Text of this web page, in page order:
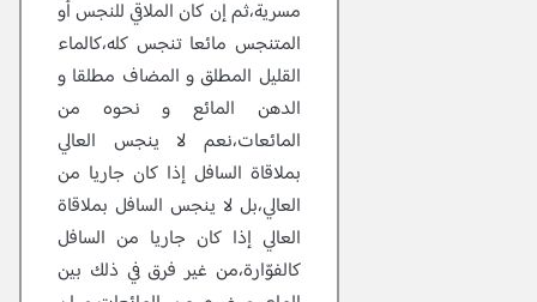
مسرية،ثم إن كان الملاقي للنجس أو
المتنجس مائعا تنجس كله،كالماء
القليل المطلق و المضاف مطلقا و
الدهن المائع و نحوه من
المائعات،نعم لا ينجس العالي
بملاقاة السافل إذا كان جاريا من
العالي،بل لا ينجس السافل بملاقاة
العالي إذا كان جاريا من السافل
كالفوّارة،من غير فرق في ذلك بين